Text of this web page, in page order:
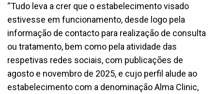
“Tudo leva a crer que o estabelecimento visado
estivesse em funcionamento, desde logo pela
informação de contacto para realização de consulta
ou tratamento, bem como pela atividade das
respetivas redes sociais, com publicações de
agosto e novembro de 2025, e cujo perfil alude ao
estabelecimento com a denominação Alma Clinic,